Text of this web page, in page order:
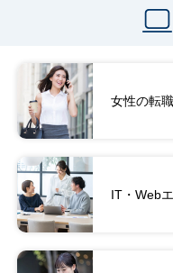
女性の転
IT・Web